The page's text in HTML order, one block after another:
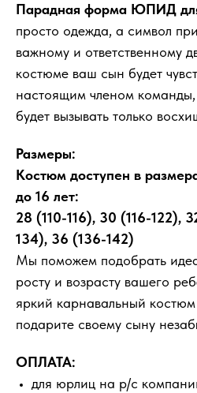
Парадная форма ЮПИД
просто одежда, а символ
важному и ответственному
костюме ваш сын будет
настоящим членом
будет вызывать только
Размеры:
Костюм доступен в
до 16 лет:
28 (110-116), 30 (116-122),
134), 36 (136-142)
Мы поможем подобрать
росту и возрасту вашего
яркий карнавальный
подарите своему сыну
ОПЛАТА:
для юрлиц на р/с